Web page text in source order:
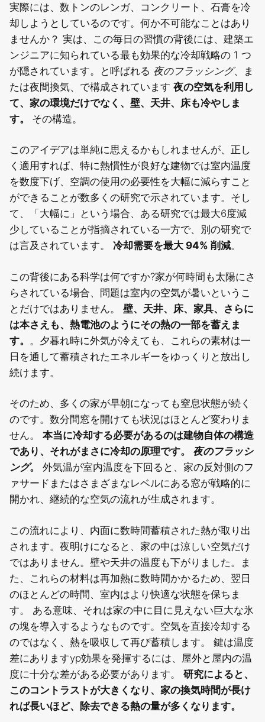
実際には、数トンのレンガ、コンクリート、石膏を冷
却しようとしているのです。何か不可能なことはあり
ませんか？ 実は、この毎日の習慣の背後には、建築エ
ンジニアに知られている最も効果的な冷却戦略の 1 つ
が隠されています。と呼ばれる 夜のフラッシング、ま
たは夜間換気、で構成されています 夜の空気を利用し
て、家の環境だけでなく、壁、天井、床も冷やしま
す。 その構造。
このアイデアは単純に思えるかもしれませんが、正し
く適用すれば、特に熱慣性が良好な建物では室内温度
を数度下げ、空調の使用の必要性を大幅に減らすこと
ができることが数多くの研究で示されています。そし
て、「大幅に」という場合、ある研究では最大6度減
少していることが指摘されている一方で、別の研究で
は言及されています。 冷却需要を最大 94% 削減。
この背後にある科学は何ですか?家が何時間も太陽にさ
らされている場合、問題は室内の空気が暑いというこ
とだけではありません。 壁、天井、床、家具、さらに
は本さえも、熱電池のようにその熱の一部を蓄えま
す。 。夕暮れ時に外気が冷えても、これらの素材は一
日を通して蓄積されたエネルギーをゆっくりと放出し
続けます。
そのため、多くの家が早朝になっても窒息状態が続く
のです。数分間窓を開けても状況はほとんど変わりま
せん。 本当に冷却する必要があるのは建物自体の構造
であり、それがまさに冷却の原理です。 夜のフラッシ
ング。
外気温が室内温度を下回ると、家の反対側のフ
ァサードまたはさまざまなレベルにある窓が戦略的に
開かれ、継続的な空気の流れが生成されます。
この流れにより、内面に数時間蓄積された熱が取り出
されます。夜明けになると、家の中は涼しい空気だけ
ではありません。壁や天井の温度も下がりました。ま
た、これらの材料は再加熱に数時間かかるため、翌日
のほとんどの時間、室内はより快適な状態を保ちま
す。 ある意味、それは家の中に目に見えない巨大な氷
の塊を導入するようなものです。空気を直接冷却する
のではなく、熱を吸収して再び蓄積します。 鍵は温度
差にありますyp効果を発揮するには、屋外と屋内の温
度に十分な差がある必要があります。 研究によると、
このコントラストが大きくなり、家の換気時間が長け
れば長いほど、除去できる熱の量が多くなります。